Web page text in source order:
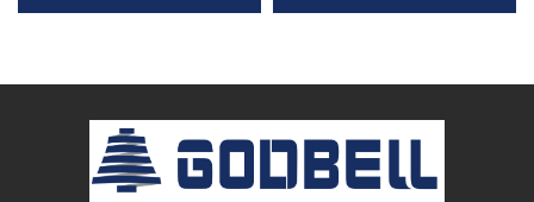
кВт
кВт